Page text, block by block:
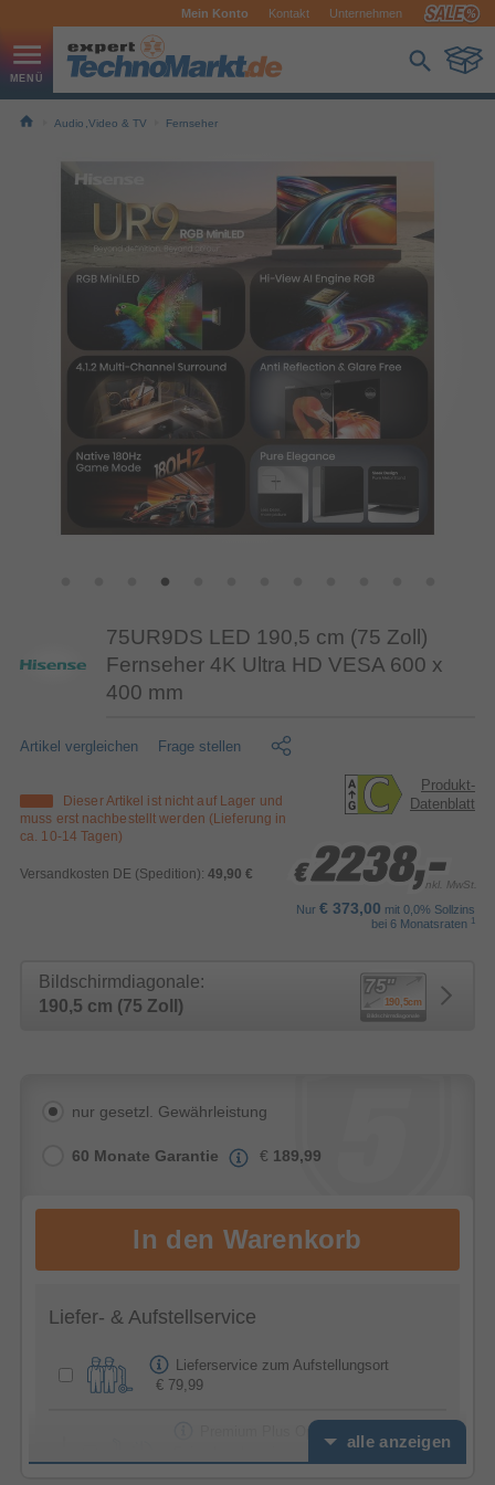
Mein Konto Kontakt Unternehmen
Audio,Video & TV Fernseher
75UR9DS LED 190,5 cm (75 Zoll)
Fernseher 4K Ultra HD VESA 600 x
400 mm
Artikel vergleichen Frage stellen
Dieser Artikel ist nicht auf Lager und
muss erst nachbestellt werden (Lieferung in
ca. 10-14 Tagen)
Versandkosten DE (Spedition): 49,90 €
Produkt-
Datenblatt
€ 2238,-
€ 2238,-
€ 2238,-inkl. MwSt.
Nur € 373,00 mit 0,0% Sollzins
bei 6 Monatsraten 1
Bildschirmdiagonale:
190,5 cm (75 Zoll)
nur gesetzl. Gewährleistung
60 Monate Garantie € 189,99
Liefer- & Aufstellservice
Lieferservice zum Aufstellungsort
€ 79,99
Premium Plus Option -
alle anzeigen